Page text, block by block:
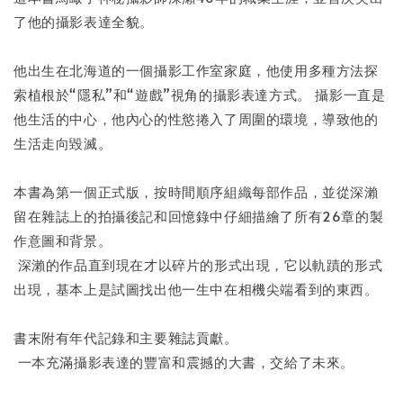
了他的攝影表達全貌。
他出生在北海道的一個攝影工作室家庭，他使用多種方法探
索植根於“隱私”和“遊戲”視角的攝影表達方式。 攝影一直是
他生活的中心，他內心的性慾捲入了周圍的環境，導致他的
生活走向毀滅。
本書為第一個正式版，按時間順序組織每部作品，並從深瀨
留在雜誌上的拍攝後記和回憶錄中仔細描繪了所有26章的製
作意圖和背景。
深瀨的作品直到現在才以碎片的形式出現，它以軌蹟的形式
出現，基本上是試圖找出他一生中在相機尖端看到的東西。
書末附有年代記錄和主要雜誌貢獻。
一本充滿攝影表達的豐富和震撼的大書，交給了未來。